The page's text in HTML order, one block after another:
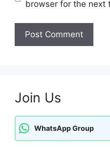
browser for the next
Join Us
WhatsApp Group